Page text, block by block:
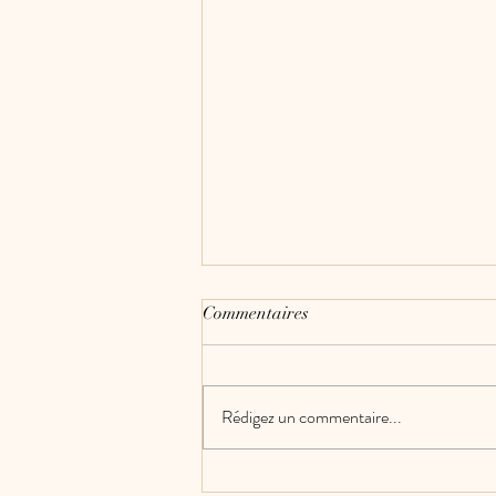
Commentaires
Rédigez un commentaire...